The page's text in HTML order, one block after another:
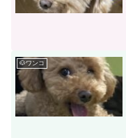
🐶ワンコ